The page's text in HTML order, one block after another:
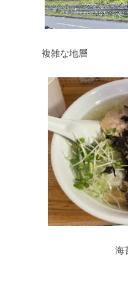
複雑な地層
海苔ラー